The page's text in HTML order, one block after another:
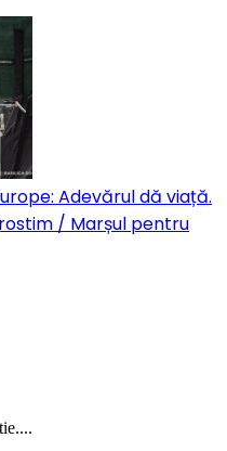
Adevărul dă viață.
/ Marșul pentru